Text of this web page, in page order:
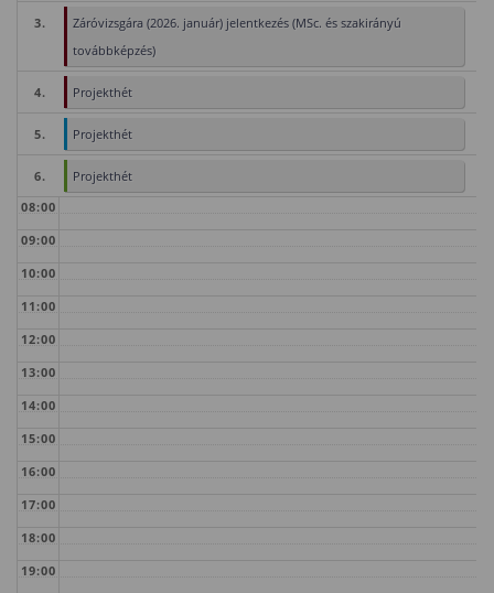
3.
Záróvizsgára (2026. január) jelentkezés (MSc. és szakirányú
továbbképzés)
4. Projekthét
5. Projekthét
6.
Projekthét
08:00
09:00
10:00
11:00
12:00
13:00
14:00
15:00
16:00
17:00
18:00
19:00